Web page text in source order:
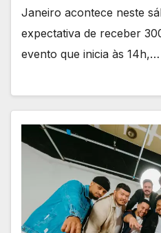
Janeiro acontece neste
expectativa de receber
evento que inicia às 14h,…